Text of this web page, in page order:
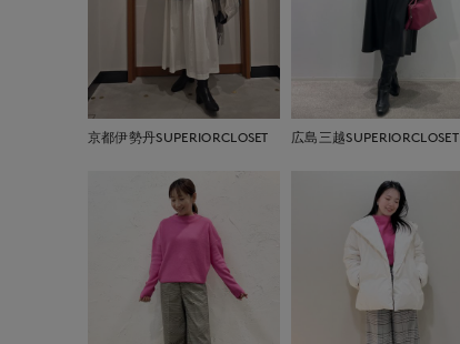
京都伊勢丹SUPERIORCLOSET 広島三越SUPERIORCLOSET